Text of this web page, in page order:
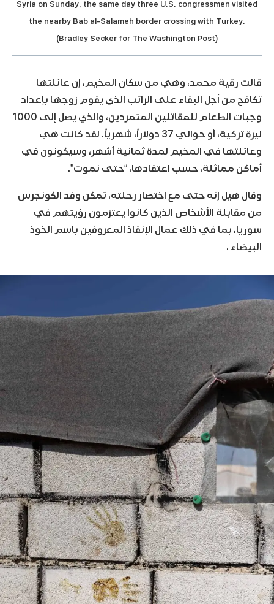
Syria on Sunday, the same day three U.S. congressmen visited
the nearby Bab al-Salameh border crossing with Turkey.
(Bradley Secker for The Washington Post)
قالت رقية محمد، وهي من سكان المخيم، إن عائلتها
تكافح من أجل البقاء على الراتب الذي يقوم زوجها بإعداد
وجبات الطعام للمقاتلين المتمردين، والذي يصل إلى 1000
ليرة تركية، أو حوالي 37 دولاراً، شهرياً. لقد كانت هي
وعائلتها في المخيم لمدة ثمانية أشهر، وسيكونون في
أماكن مماثلة، حسب اعتقادها، “حتى نموت”.
وقال هيل إنه حتى مع اختصار رحلته، تمكن وفد الكونجرس
من مقابلة الأشخاص الذين كانوا يعتزمون رؤيتهم في
سوريا، بما في ذلك عمال الإنقاذ المعروفين باسم الخوذ
البيضاء .